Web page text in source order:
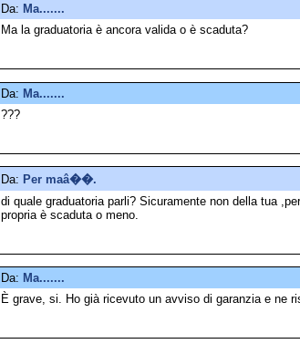
Da: Ma.......
Ma la graduatoria è ancora valida o è scaduta?
Da: Ma.......
???
Da: Per maâ��.
di quale graduatoria parli? Sicuramente non della tua
propria è scaduta o meno.
Da: Ma.......
È grave, si. Ho già ricevuto un avviso di garanzia e ne